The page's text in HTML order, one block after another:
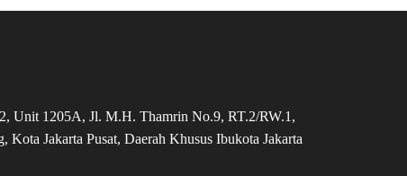
Unit 1205A, Jl. M.H. Thamrin No.9, RT.2/RW.1,
Kota Jakarta Pusat, Daerah Khusus Ibukota Jakarta